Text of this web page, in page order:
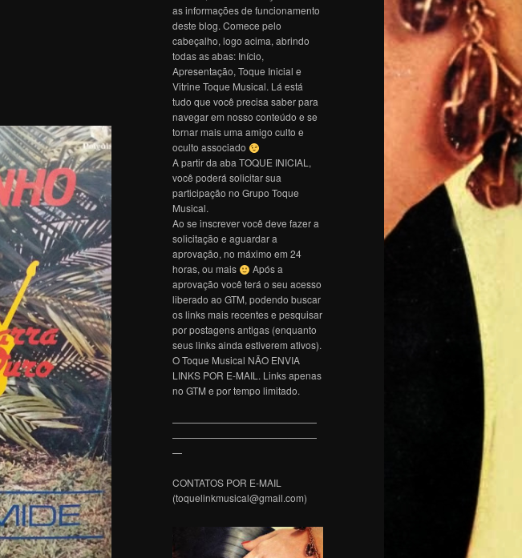
as informações de funcionamento
deste blog. Comece pelo
cabeçalho, logo acima, abrindo
todas as abas: Início,
Apresentação, Toque Inicial e
Vitrine Toque Musical. Lá está
tudo que você precisa saber para
navegar em nosso conteúdo e se
tornar mais uma amigo culto e
oculto associado
A partir da aba TOQUE INICIAL,
você poderá solicitar sua
participação no Grupo Toque
Musical.
Ao se inscrever você deve fazer a
solicitação e aguardar a
aprovação, no máximo em 24
horas, ou mais
Após a
aprovação você terá o seu acesso
liberado ao GTM, podendo buscar
os links mais recentes e pesquisar
por postagens antigas (enquanto
seus links ainda estiverem ativos).
O Toque Musical NÃO ENVIA
LINKS POR E-MAIL. Links apenas
no GTM e por tempo limitado.
———————————————
———————————————
—
CONTATOS POR E-MAIL
(toquelinkmusical@gmail.com)